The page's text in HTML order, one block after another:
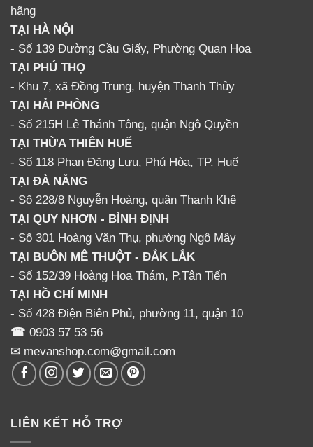
hãng
TẠI HÀ NỘI
- Số 139 Đường Cầu Giấy, Phường Quan Hoa
TẠI PHÚ THỌ
- Khu 7, xã Đồng Trung, huyện Thanh Thủy
TẠI HẢI PHÒNG
- Số 215H Lê Thánh Tông, quận Ngô Quyền
TẠI THỪA THIÊN HUẾ
- Số 118 Phan Đăng Lưu, Phú Hòa, TP. Huế
TẠI ĐÀ NẴNG
- Số 228/8 Nguyễn Hoàng, quận Thanh Khê
TẠI QUY NHƠN - BÌNH ĐỊNH
- Số 301 Hoàng Văn Thụ, phường Ngô Mây
TẠI BUÔN MÊ THUỘT - ĐẮK LẮK
- Số 152/39 Hoàng Hoa Thám, P.Tân Tiến
TẠI HỒ CHÍ MINH
- Số 428 Điện Biên Phủ, phường 11, quận 10
☎ 0903 57 53 56
✉ mevanshop.com@gmail.com
LIÊN KẾT HỖ TRỢ